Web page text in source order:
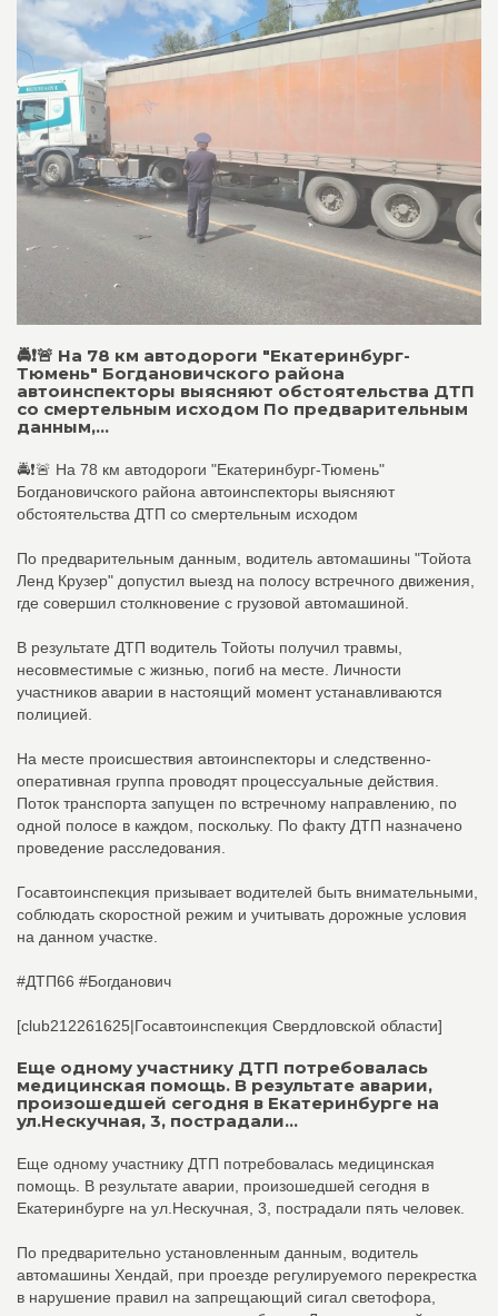
🚔❗️🚨 На 78 км автодороги "Екатеринбург-
Тюмень" Богдановичского района
автоинспекторы выясняют обстоятельства ДТП
со смертельным исходом По предварительным
данным,...
🚔❗️🚨 На 78 км автодороги "Екатеринбург-Тюмень"
Богдановичского района автоинспекторы выясняют
обстоятельства ДТП со смертельным исходом
По предварительным данным, водитель автомашины "Тойота
Ленд Крузер" допустил выезд на полосу встречного движения,
где совершил столкновение с грузовой автомашиной.
В результате ДТП водитель Тойоты получил травмы,
несовместимые с жизнью, погиб на месте. Личности
участников аварии в настоящий момент устанавливаются
полицией.
На месте происшествия автоинспекторы и следственно-
оперативная группа проводят процессуальные действия.
Поток транспорта запущен по встречному направлению, по
одной полосе в каждом, поскольку. По факту ДТП назначено
проведение расследования.
Госавтоинспекция призывает водителей быть внимательными,
соблюдать скоростной режим и учитывать дорожные условия
на данном участке.
#ДТП66 #Богданович
[club212261625|Госавтоинспекция Свердловской области]
Еще одному участнику ДТП потребовалась
медицинская помощь. В результате аварии,
произошедшей сегодня в Екатеринбурге на
ул.Нескучная, 3, пострадали...
Еще одному участнику ДТП потребовалась медицинская
помощь. В результате аварии, произошедшей сегодня в
Екатеринбурге на ул.Нескучная, 3, пострадали пять человек.
По предварительно установленным данным, водитель
автомашины Хендай, при проезде регулируемого перекрестка
в нарушение правил на запрещающий сигал светофора,